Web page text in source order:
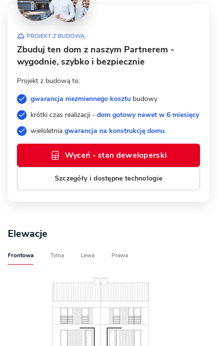
PROJEKT Z BUDOWĄ
Zbuduj ten dom z naszym Partnerem -
wygodnie, szybko i bezpiecznie
Projekt z budową to:
gwarancja niezmiennego kosztu budowy
krótki czas realizacji - dom gotowy nawet w 6 miesięcy
wieloletnia gwarancja na konstrukcję domu
Szczegóły i dostępne technologie
Wyceń - stan deweloperski
Elewacje
Frontowa Tylna Lewa Prawa